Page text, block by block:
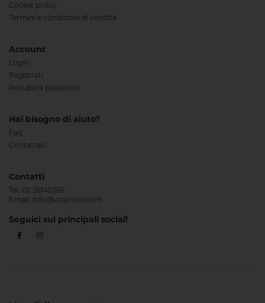
Cookie policy
Termini e condizioni di vendita
Account
Login
Registrati
Recupera password
Hai bisogno di aiuto?
Faq
Contattaci
Contatti
Tel: 02 26145365
Email: info@volantini.com
Seguici sui principali social!